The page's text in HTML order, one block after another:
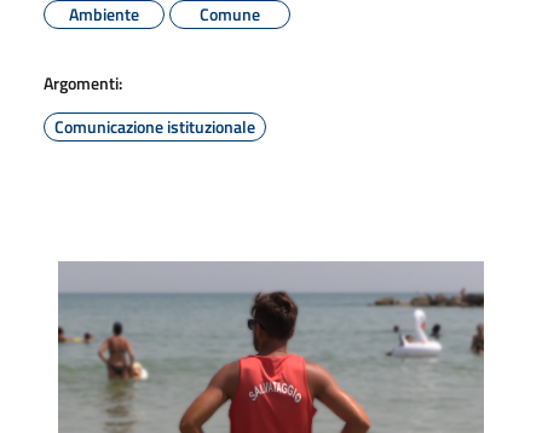
Ambiente
Comune
Argomenti:
Comunicazione istituzionale